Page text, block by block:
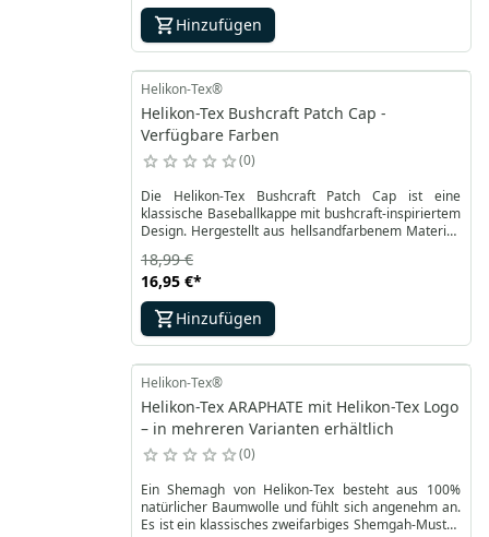
Hinzufügen
Helikon-Tex®
Helikon-Tex Bushcraft Patch Cap -
Verfügbare Farben
0
Die Helikon-Tex Bushcraft Patch Cap ist eine
klassische Baseballkappe mit bushcraft-inspiriertem
Design. Hergestellt aus hellsandfarbenem Material,
über ein Lederpatch mit Lagerfeuersymbol auf der
Vorderseite. Der verstellbare Verschluss hinten
sorgt für eine komfortable Passform für alle
Kopfgrößen und macht die Kappe ideal für Alltag
und Outdoor-Aktivitäten.
16,95 €*
18,99 €
Hinzufügen
Helikon-Tex®
Helikon-Tex ARAPHATE mit Helikon-Tex Logo
– in mehreren Varianten erhältlich
0
Ein Shemagh von Helikon-Tex besteht aus 100%
natürlicher Baumwolle und fühlt sich angenehm an.
Es ist ein klassisches zweifarbiges Shemgah-Muster,